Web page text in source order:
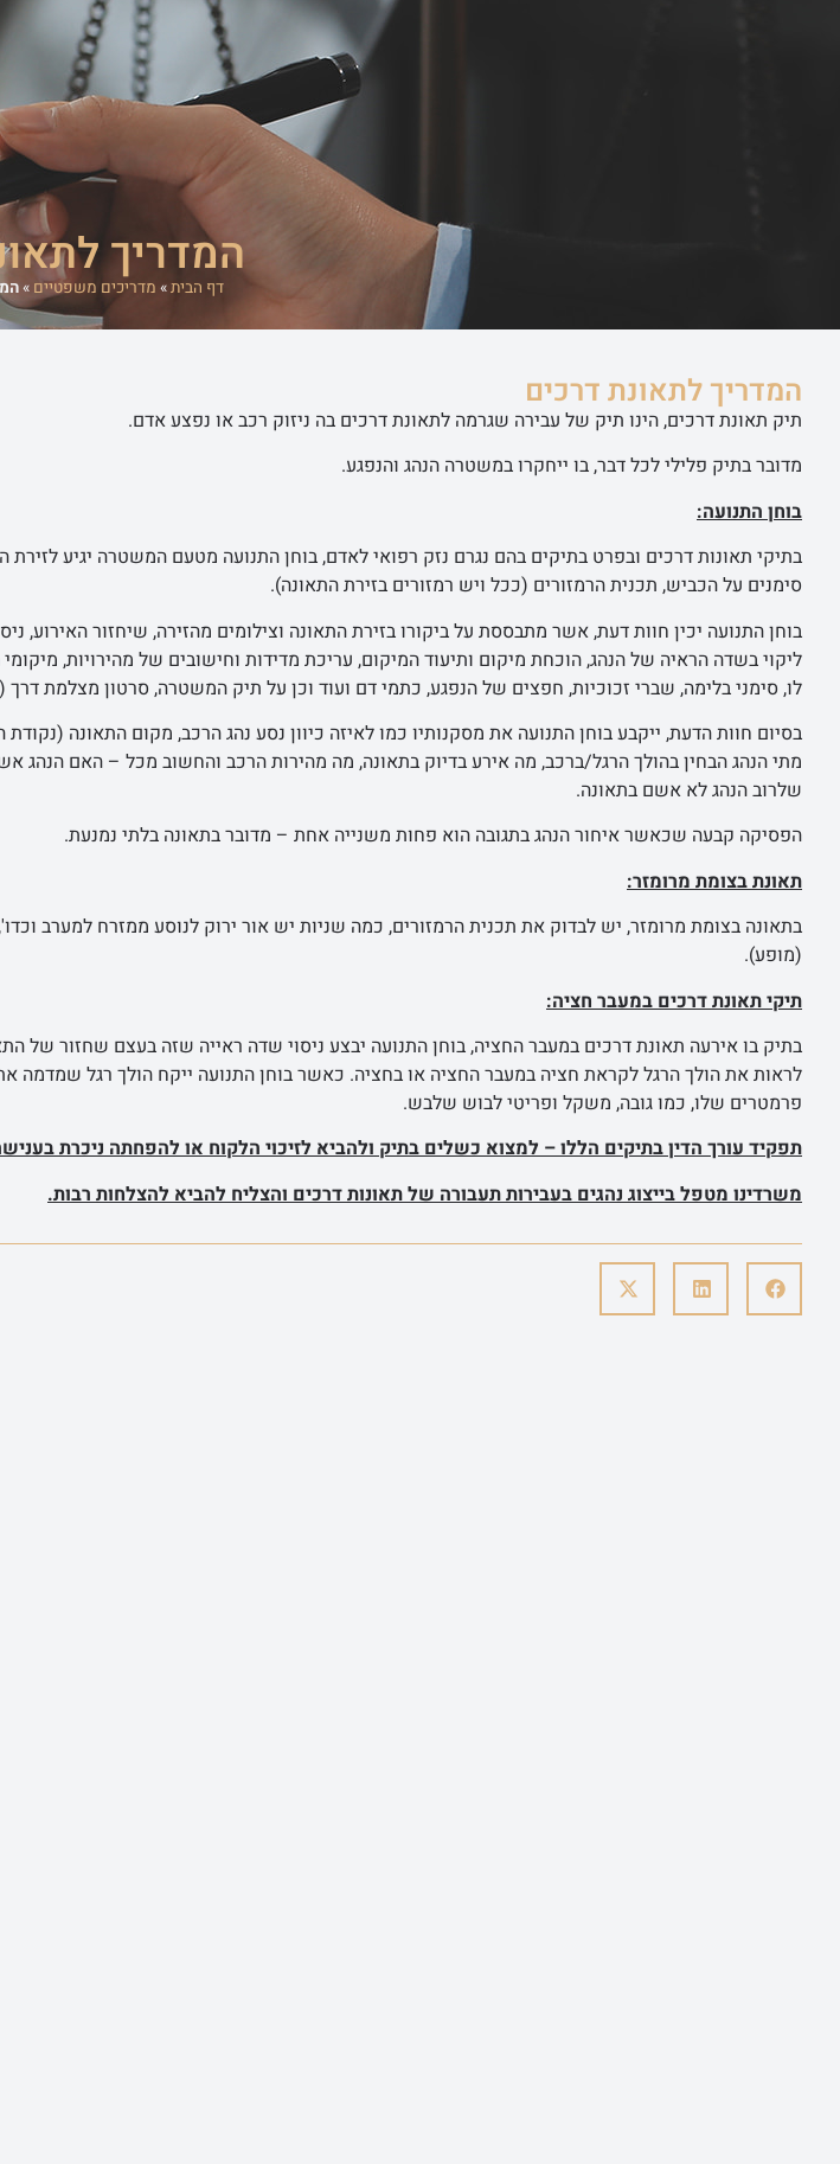
שירותי המשרד אודות המשרד מדריכים משפטיים
המדריך
דף הבית» מדריכים משפטיים »
המדריך לתאונת דרכים
תיק תאונת דרכים, הינו תיק של עבירה שגרמה לתאונת דרכים בה ניזוק רכב או נפצע אדם.
מדובר בתיק פלילי לכל דבר, בו ייחקרו במשטרה הנהג והנפגע.
בוחן התנועה:
בתיקי תאונות דרכים ובפרט בתיקים בהם נגרם נזק רפואי לאדם, בוחן התנועה מטעם המשטרה יגיע לזירת
סימנים על הכביש, תכנית הרמזורים (ככל ויש רמזורים בזירת התאונה).
בוחן התנועה יכין חוות דעת, אשר מתבססת על ביקורו בזירת התאונה וצילומים מהזירה, שיחזור האירוע,
ליקוי בשדה הראיה של הנהג, הוכחת מיקום ותיעוד המיקום, עריכת מדידות וחישובים של מהירויות,
לו, סימני בלימה, שברי זכוכיות, חפצים של הנפגע, כתמי דם ועוד וכן על תיק המשטרה, סרטון מצלמת דרך
בסיום חוות הדעת, ייקבע בוחן התנועה את מסקנותיו כמו לאיזה כיוון נסע נהג הרכב, מקום התאונה
מתי הנהג הבחין בהולך הרגל/ברכב, מה אירע בדיוק בתאונה, מה מהירות הרכב והחשוב מכל – האם הנהג
שלרוב הנהג לא אשם בתאונה.
הפסיקה קבעה שכאשר איחור הנהג בתגובה הוא פחות משנייה אחת – מדובר בתאונה בלתי נמנעת.
תאונת בצומת מרומזר:
בתאונה בצומת מרומזר, יש לבדוק את תכנית הרמזורים, כמה שניות יש אור ירוק לנוסע ממזרח למערב
(מופע).
תיקי תאונת דרכים במעבר חציה:
בתיק בו אירעה תאונת דרכים במעבר החציה, בוחן התנועה יבצע ניסוי שדה ראייה שזה בעצם שחזור של
לראות את הולך הרגל לקראת חציה במעבר החציה או בחציה. כאשר בוחן התנועה ייקח הולך רגל שמדמה
פרמטרים שלו, כמו גובה, משקל ופריטי לבוש שלבש.
תפקיד עורך הדין בתיקים הללו – למצוא כשלים בתיק ולהביא לזיכוי הלקוח או להפחתה ניכרת
משרדינו מטפל בייצוג נהגים בעבירות תעבורה של תאונות דרכים והצליח להביא להצלחות רבות.